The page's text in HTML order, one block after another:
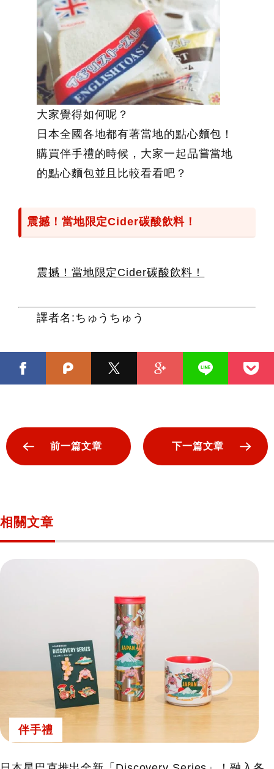
大家覺得如何呢？
日本全國各地都有著當地的點心麵包！
購買伴手禮的時候，大家一起品嘗當地
的點心麵包並且比較看看吧？
震撼！當地限定Cider碳酸飲料！
震撼！當地限定Cider碳酸飲料！
譯者名:ちゅうちゅう
前一篇文章 下一篇文章
相關文章
伴手禮